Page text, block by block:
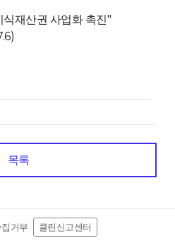
재산권 사업화 촉진"
목록
거부 클린신고센터